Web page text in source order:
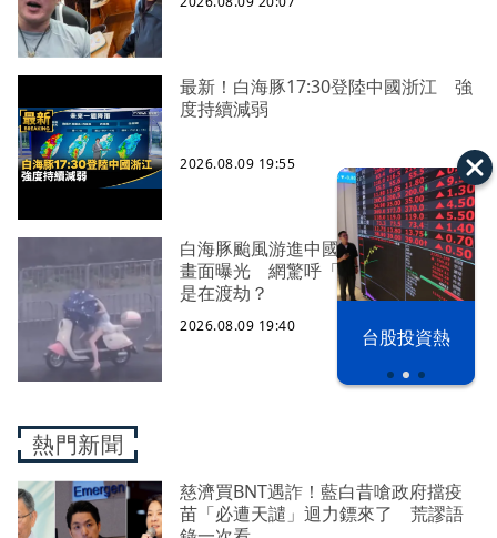
漢光42演習 台股投資熱
最新！白海豚17:30登陸中國浙江 強
度持續減弱
2026.08.09 19:55
白海豚颱風游進中國！當地狂風暴雨
畫面曝光 網驚呼「比巴威大」：這
是在渡劫？
2026.08.09 19:40
熱門新聞
慈濟買BNT遇詐！藍白昔嗆政府擋疫
苗「必遭天譴」迴力鏢來了 荒謬語